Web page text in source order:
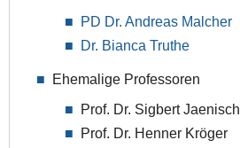
PD Dr. Andreas Malcher
Dr. Bianca Truthe
Ehemalige Professoren
Prof. Dr. Sigbert Jaenisch
Prof. Dr. Henner Kröger